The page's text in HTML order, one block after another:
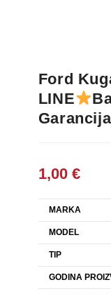
Ford
LINE
1,00 €
MARKA
MODEL
TIP
GODINA